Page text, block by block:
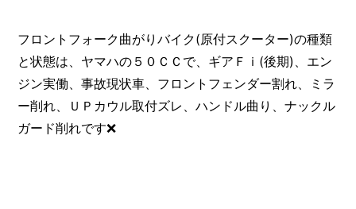
フロントフォーク曲がりバイク(原付スクーター)の種類
と状態は、ヤマハの５０ＣＣで、ギアＦｉ(後期)、エン
ジン実働、事故現状車、フロントフェンダー割れ、ミラ
ー削れ、ＵＰカウル取付ズレ、ハンドル曲り、ナックル
ガード削れです❌